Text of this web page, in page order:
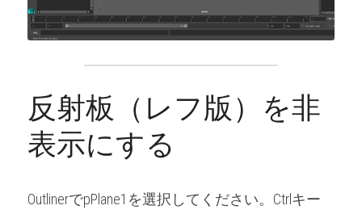
反射板（レフ版）を非
表示にする
OutlinerでpPlane1を選択してください。Ctrlキー